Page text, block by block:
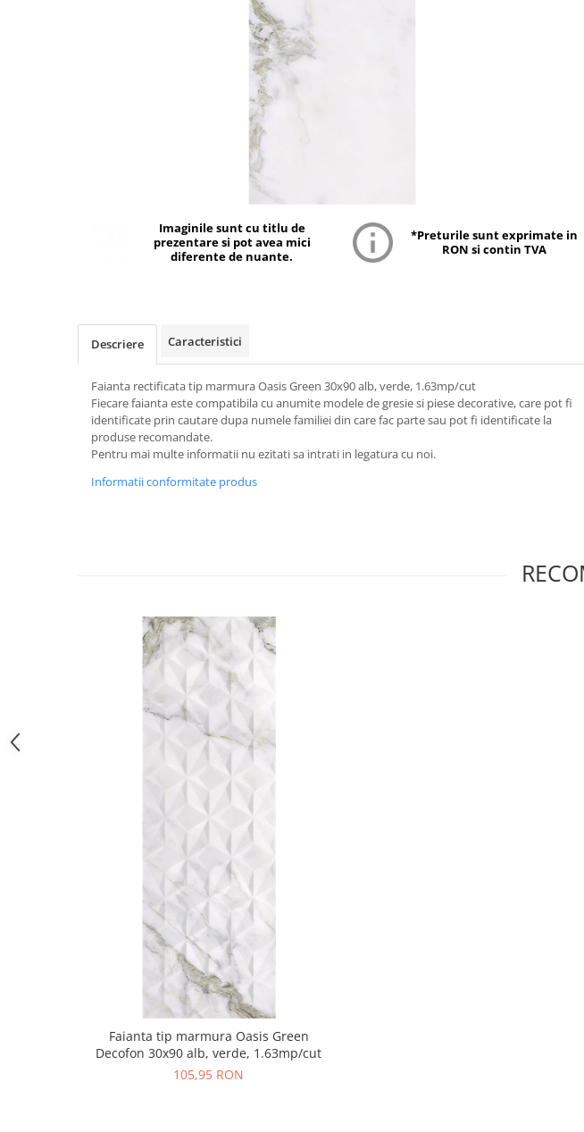
Imaginile sunt cu titlu de
prezentare si pot avea mici
diferente de nuante.
*Preturile sunt exprimate in
RON si contin TVA
Descriere Caracteristici
Faianta rectificata tip marmura Oasis Green 30x90 alb, verde, 1.63mp/cut
Fiecare faianta este compatibila cu anumite modele de gresie si piese decorative, care pot fi
identificate prin cautare dupa numele familiei din care fac parte sau pot fi identificate la
produse recomandate.
Pentru mai multe informatii nu ezitati sa intrati in legatura cu noi.
Informatii conformitate produs
Faianta tip marmura Oasis Green
Decofon 30x90 alb, verde, 1.63mp/cut
105,95 RON